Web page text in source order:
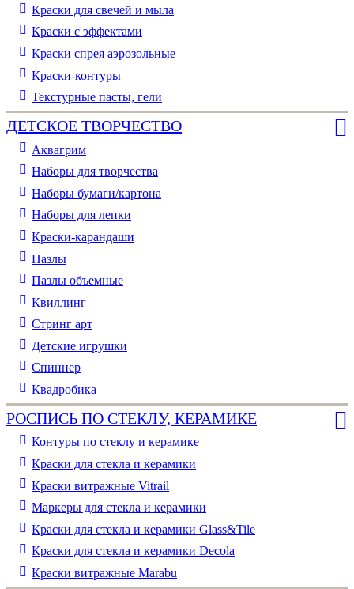
Краски для свечей и мыла
Краски с эффектами
Краски спрея аэрозольные
Краски-контуры
Текстурные пасты, гели
ДЕТСКОЕ ТВОРЧЕСТВО
Аквагрим
Наборы для творчества
Наборы бумаги/картона
Наборы для лепки
Краски-карандаши
Пазлы
Пазлы объемные
Квиллинг
Стринг арт
Детские игрушки
Спиннер
Квадробика
РОСПИСЬ ПО СТЕКЛУ, КЕРАМИКЕ
Контуры по стеклу и керамике
Краски для стекла и керамики
Краски витражные Vitrail
Маркеры для стекла и керамики
Краски для стекла и керамики Glass&Tile
Краски для стекла и керамики Decola
Краски витражные Marabu